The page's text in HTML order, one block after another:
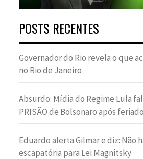
POSTS RECENTES
Governador do Rio revela o que
no Rio de Janeiro
Absurdo: Mídia do Regime Lula
PRISÃO de Bolsonaro após feriado
Eduardo alerta Gilmar e diz: Não
escapatória para Lei Magnitsky